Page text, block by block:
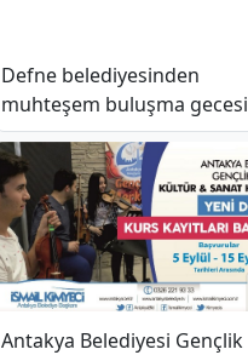
Defne belediyesinden
muhteşem buluşma gecesi
Antakya Belediyesi Gençlik